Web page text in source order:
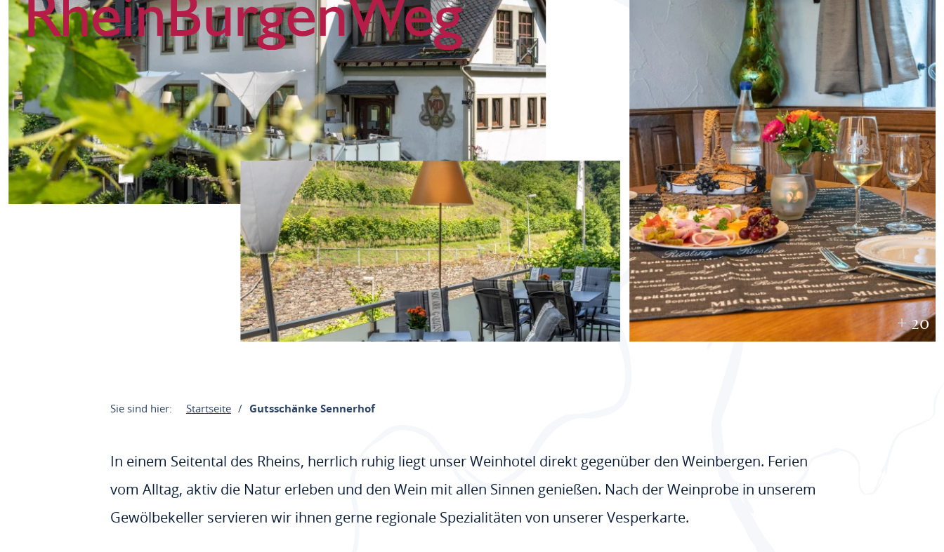
+ 20
Sie sind hier: Startseite Gutsschänke Sennerhof
In einem Seitental des Rheins, herrlich ruhig liegt unser Weinhotel direkt gegenüber den Weinbergen. Ferien
vom Alltag, aktiv die Natur erleben und den Wein mit allen Sinnen genießen. Nach der Weinprobe in unserem
Gewölbekeller servieren wir ihnen gerne regionale Spezialitäten von unserer Vesperkarte.